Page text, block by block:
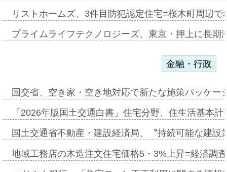
リストホームズ、3件目防犯認定住宅=桜木町周辺
プライムライフテクノロジーズ、東京・押上に長
金融・行政
国交省、空き家・空き地対応で新たな施策パッケ
「2026年版国土交通白書」住宅分野、住生活基本
国土交通省不動産・建設経済局、〝持続可能な建
地域工務店の木造注文住宅価格5・3%上昇=経済調